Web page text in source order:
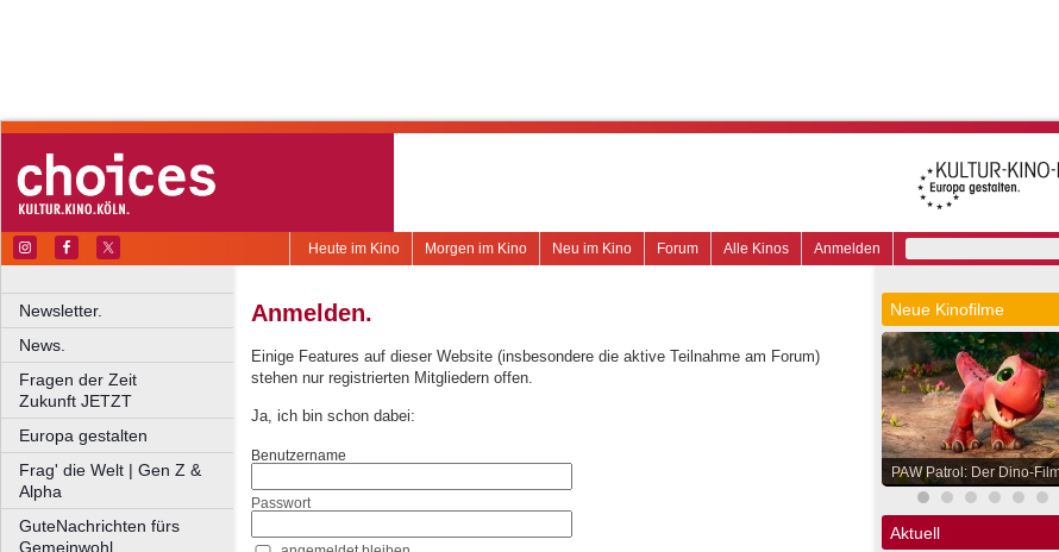
Anmelden
Alle Kinos
Forum
Neu im Kino
Morgen im Kino
Heute im Kino
Newsletter.
News.
Fragen der Zeit
Zukunft JETZT
Europa gestalten
Frag' die Welt | Gen Z &
Alpha
GuteNachrichten fürs
Gemeinwohl
Anmelden.
Einige Features auf dieser Website (insbesondere die aktive Teilnahme am Forum)
stehen nur registrierten Mitgliedern offen.
Ja, ich bin schon dabei:
Benutzername
Passwort
Neue Kinofilme
PAW Patrol: Der Dino-
Aktuell